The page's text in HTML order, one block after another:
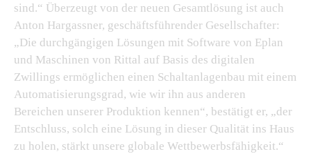
sind.“ Überzeugt von der neuen Gesamtlösung ist auch
Anton Hargassner, geschäftsführender Gesellschafter:
„Die durchgängigen Lösungen mit Software von Eplan
und Maschinen von Rittal auf Basis des digitalen
Zwillings ermöglichen einen Schaltanlagenbau mit einem
Automatisierungsgrad, wie wir ihn aus anderen
Bereichen unserer Produktion kennen“, bestätigt er, „der
Entschluss, solch eine Lösung in dieser Qualität ins Haus
zu holen, stärkt unsere globale Wettbewerbsfähigkeit.“